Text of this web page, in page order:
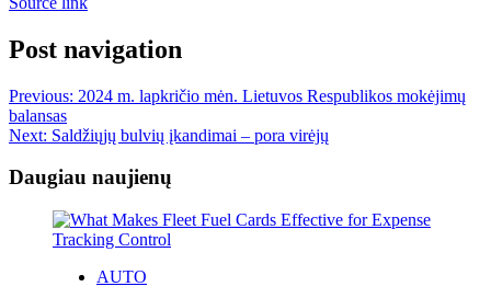
Post navigation
Previous: 2024 m. lapkričio mėn. Lietuvos Respublikos mokėjimų
balansas
Next: Saldžiųjų bulvių įkandimai – pora virėjų
Daugiau naujienų
AUTO